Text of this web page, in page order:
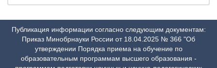
Публикация информации согласно следующим документам:
Приказ Минобрнауки России от 18.04.2025 № 366 "Об
утверждении Порядка приема на обучение по
образовательным программам высшего образования -